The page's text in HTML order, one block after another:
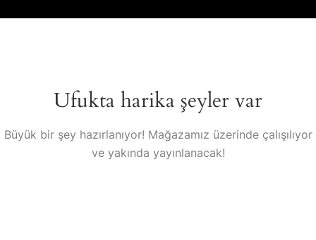
Ufukta harika şeyler var
Büyük bir şey hazırlanıyor! Mağazamız üzerinde çalışılıyor
ve yakında yayınlanacak!